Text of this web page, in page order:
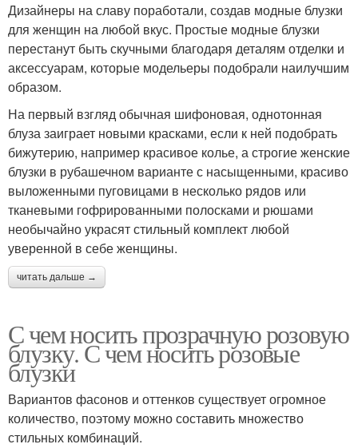
Дизайнеры на славу поработали, создав модные блузки
для женщин на любой вкус. Простые модные блузки
перестанут быть скучными благодаря деталям отделки и
аксессуарам, которые модельеры подобрали наилучшим
образом.
На первый взгляд обычная шифоновая, однотонная
блуза заиграет новыми красками, если к ней подобрать
бижутерию, например красивое колье, а строгие женские
блузки в рубашечном варианте с насыщенными, красиво
выложенными пуговицами в несколько рядов или
тканевыми гофрированными полосками и рюшами
необычайно украсят стильный комплект любой
уверенной в себе женщины.
читать дальше →
С чем носить прозрачную розовую
блузку. С чем носить розовые
блузки
Вариантов фасонов и оттенков существует огромное
количество, поэтому можно составить множество
стильных комбинаций.